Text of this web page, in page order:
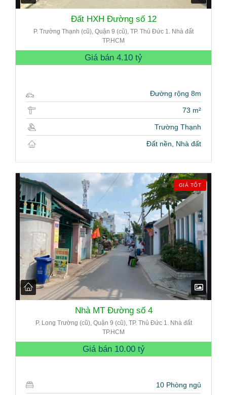
Đất HXH Đường số 12
P. Trường Thạnh (cũ), Quận 9 (cũ), TP. Thủ Đức 1. Nhà đất
TP.HCM
Giá bán 4.10 tỷ
Đường rộng 8m
73 m²
Trường Thạnh
Đất nền, Nhà đất
GIÁ TỐT
Nhà MT Đường số 4
P. Long Trường (cũ), Quận 9 (cũ), TP. Thủ Đức 1. Nhà đất
TP.HCM
Giá bán 10.00 tỷ
10 Phòng ngủ